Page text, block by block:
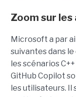
Zoom sur
Microsoft a par
suivantes dans le
les scénarios
GitHub Copilot
les utilisateurs. Il